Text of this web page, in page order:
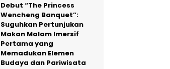
Debut “The Princess
Wencheng Banquet”:
Suguhkan Pertunjukan
Makan Malam Imersif
Pertama yang
Memadukan Elemen
Budaya dan Pariwisata